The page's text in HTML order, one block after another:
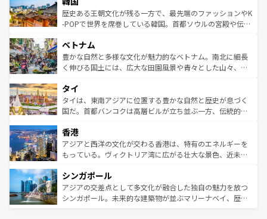
ビング、ハイキングなど、アウトドア好きにはたまらな
い。オーストラリアの多彩な魅力を存分に味わいつくそ
参照してほしい。
と山間の静けさが共存しており、訪れる人に新しい発見と
驚きをもたらしてくれる。また、奥深い台湾の食文化も魅
容にもいいと評判のスイーツなど、バラエティ豊かな料理
が味わえる。 なお、新着の台湾情報は コンテンツ一覧を参
照してほしい。
歴史ある王朝文化が残る一方で、最先端のファッションやK
-POPで世界を席巻している韓国。首都ソウルの宮殿や伝統
き、地方に足を延ばせば四季折々の自然美を楽しむことが
できる。そして、キムチや焼肉、絶品のストリートフード
まで、さまざまな韓国料理が待っている。夜には、韓国な
リティに包まれながら、韓国の多彩な魅力を心ゆくまで味
わってみてほしい。 なお、新着の韓国情報はコンテンツ一
覧を参照してほしい。
ベトナム
豊かな自然と多様な文化が魅力的なベトナム。南北に細長
く伸びる国土には、広大な田園風景や青々とした山々、世
急速な発展と共に伝統が息づく。ハノイの古い町並みやホ
ーチミン市のフランス統治時代の建物も、独特の雰囲気を
醸し出している。また、バラエティの豊かさとおいしさで
とつ。フォーやバインミー、ベトナムコーヒーなどは、ぜ
ひ現地で味わいたい。どの地域を訪れてもあたたかい人々
が旅行者を迎えてくれるので、きっと忘れられない旅にな
参照してほしい。
タイ
タイは、東南アジアに位置する豊かな自然と歴史が息づく
国だ。首都バンコクは高層ビルが立ち並ぶ一方、伝統的な
の活気が交差している。北部ではチェンマイなどの山岳地
帯で自然と触れ合い、南部ではプーケットやクラビの美し
いビーチでリゾート気分を楽しむことができる。タイ料理
激する。気候は一年中温暖で、どの季節にも異なる楽しみ
が待っている。親しみやすいタイの人々、仏教を中心とし
た文化、そして多様な観光資源が、訪れる旅人を魅了し続
香港
アジアと西洋の文化が交わる香港は、特有のエネルギーを
もっている。ヴィクトリア湾に広がる壮大な景色、近未来
み、どこを訪れても感動するはず。観光スポットが密集し
ており、効率よく見どころを回れるのも魅力。息をのむよ
うな絶景から文化的な体験まで、香港を存分に楽しみ尽く
シンガポール
アジアの交差点として多文化が融合した独自の魅力を放つ
シンガポール。未来的な建築物が並ぶマリーナベイ、歴史